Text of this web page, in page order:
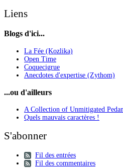
Liens
Blogs d'ici...
La Fée (Kozlika)
Open Time
Coquecigrue
Anecdotes d'expertise (Zythom)
...ou d'ailleurs
A Collection of Unmitigated
Quels mauvais caractères !
S'abonner
Fil des entrées
Fil des commentaires